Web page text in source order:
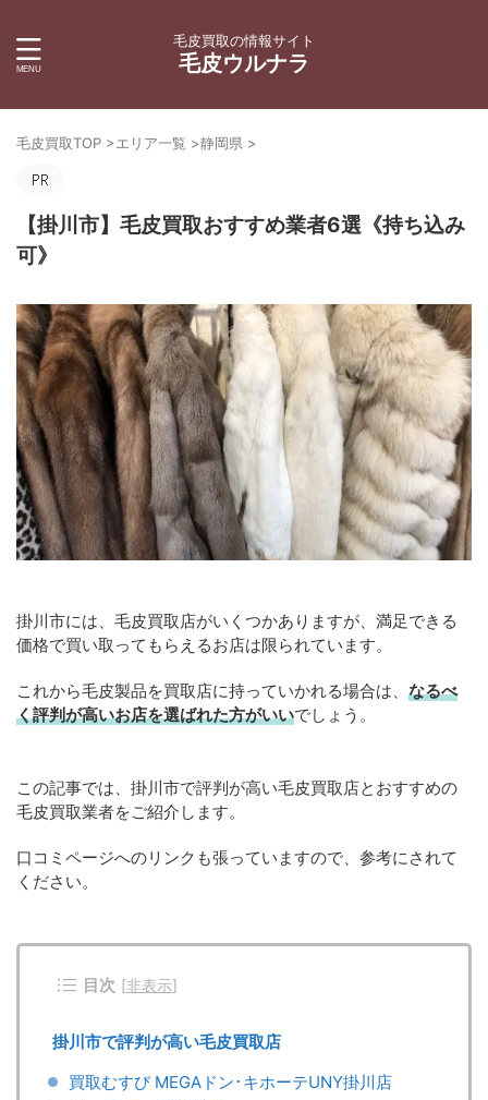
毛皮買取の情報サイト
毛皮ウルナラ
毛皮買取TOP >エリア一覧 >静岡県 >
【掛川市】毛皮買取おすすめ業者6選《持ち込み
可》
掛川市には、毛皮買取店がいくつかありますが、満足できる
価格で買い取ってもらえるお店は限られています。
これから毛皮製品を買取店に持っていかれる場合は、 なるべ
く評判が高いお店を選ばれた方がいいでしょう。
この記事では、掛川市で評判が高い毛皮買取店とおすすめの
毛皮買取業者をご紹介します。
口コミページへのリンクも張っていますので、参考にされて
ください。
目次 [非表示]
掛川市で評判が高い毛皮買取店
買取むすび MEGAドン･キホーテUNY掛川店